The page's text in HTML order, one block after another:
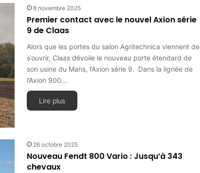
8 novembre 2025
Premier contact avec le nouvel Axion série
9 de Claas
Alors que les portes du salon Agritechnica viennent de
s’ouvrir, Claas dévoile le nouveau porte étendard de
son usine du Mans, l’Axion série 9. Dans la lignée de
l’Axion 900…
Lire plus
26 octobre 2025
Nouveau Fendt 800 Vario : Jusqu’à 343
chevaux